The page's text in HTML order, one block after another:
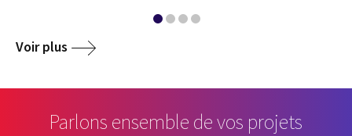
Voir plus
Parlons ensemble de vos projets